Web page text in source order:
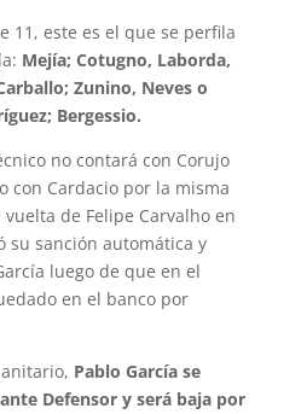
11, este es el que se perfila
Mejía; Cotugno, Laborda,
Zunino, Neves o
Bergessio.
no contará con Corujo
con Cardacio por la misma
de Felipe Carvalho en
su sanción automática y
luego de que en el
en el banco por
Pablo García se
Defensor y será baja por